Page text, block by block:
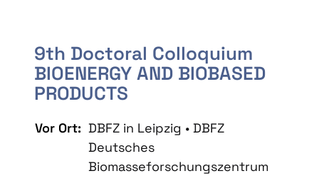
9th Doctoral Colloquium
BIOENERGY AND BIOBASED
PRODUCTS
Vor Ort: DBFZ in Leipzig • DBFZ
Deutsches
Biomasseforschungszentrum